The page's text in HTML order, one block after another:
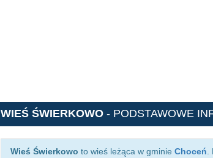
WIEŚ ŚWIERKOWO - PODSTAWOWE
Wieś Świerkowo to wieś leżąca w gminie Choceń